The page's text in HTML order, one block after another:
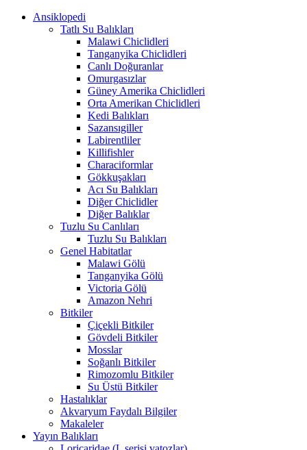
Ansiklopedi
Tatlı Su Balıkları
Malawi Chiclidleri
Tanganyika Chiclidleri
Canlı Doğuranlar
Omurgasızlar
Güney Amerika Chiclidleri
Orta Amerikan Chiclidleri
Kedi Balıkları
Sazansıgiller
Labirentliler
Killifishler
Characiformlar
Gökkuşakları
Acı Su Balıkları
Diğer Chiclidler
Diğer Balıklar
Tuzlu Su Canlıları
Tuzlu Su Balıkları
Genel Habitatlar
Malawi Gölü
Tanganyika Gölü
Victoria Gölü
Amazon Nehri
Bitkiler
Çiçekli Bitkiler
Gövdeli Bitkiler
Mosslar
Soğanlı Bitkiler
Rimozomlu Bitkiler
Su Üstü Bitkiler
Hastalıklar
Akvaryum Faydalı Bilgiler
Makaleler
Yayın Balıkları